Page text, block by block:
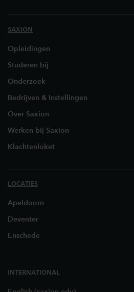
SAXION
Opleidingen
Studeren bij
Onderzoek
Bedrijven & Instellingen
Over Saxion
Werken bij Saxion
Klachtenloket
LOCATIES
Apeldoorn
Deventer
Enschede
INTERNATIONAL